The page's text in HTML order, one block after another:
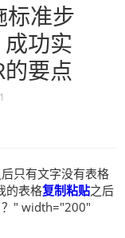
标准步
功实
要点
只有文字没有表格
的表格复制粘贴之后
？" width="200"